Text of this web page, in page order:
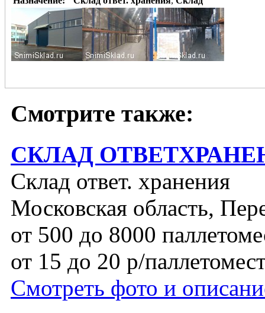
Смотрите также:
СКЛАД
Склад ответ. хранения
Московская область,
от 500 до 8000
от 15 до 20 р/
Смотреть фото и